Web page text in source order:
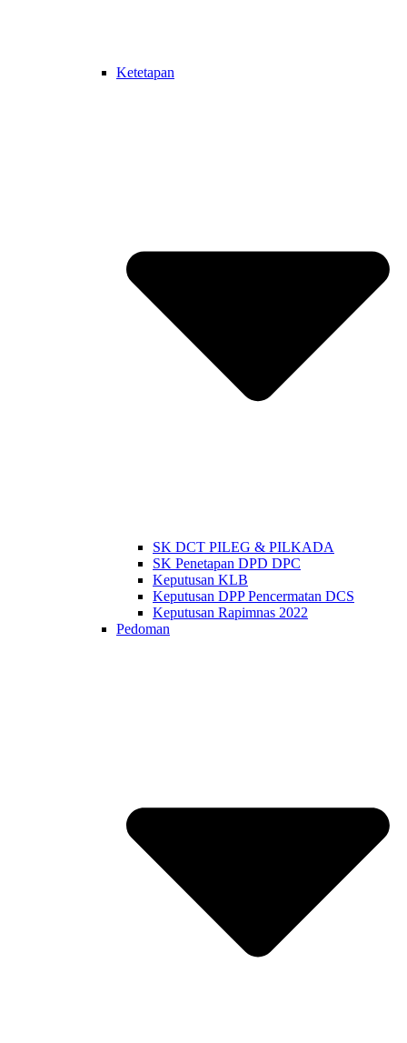
Ketetapan
SK DCT PILEG & PILKADA
SK Penetapan DPD DPC
Keputusan KLB
Keputusan DPP Pencermatan DCS
Keputusan Rapimnas 2022
Pedoman